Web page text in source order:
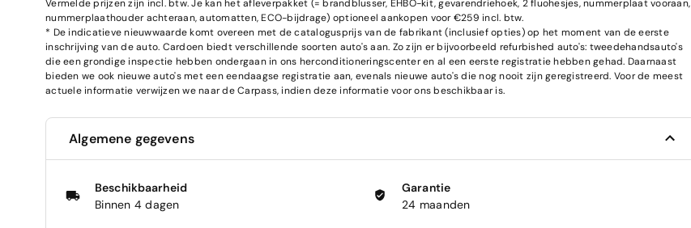
Vermelde prijzen zijn incl. btw. Je kan het afleverpakket (= brandblusser, EHBO-kit, gevarendriehoek, 2 fluohesjes, nummerplaat vooraan,
nummerplaathouder achteraan, automatten, ECO-bijdrage) optioneel aankopen voor €259 incl. btw.
* De indicatieve nieuwwaarde komt overeen met de catalogusprijs van de fabrikant (inclusief opties) op het moment van de eerste
inschrijving van de auto. Cardoen biedt verschillende soorten auto's aan. Zo zijn er bijvoorbeeld refurbished auto's: tweedehandsauto's
die een grondige inspectie hebben ondergaan in ons herconditioneringscenter en al een eerste registratie hebben gehad. Daarnaast
bieden we ook nieuwe auto's met een eendaagse registratie aan, evenals nieuwe auto's die nog nooit zijn geregistreerd. Voor de meest
actuele informatie verwijzen we naar de Carpass, indien deze informatie voor ons beschikbaar is.
Algemene gegevens
Beschikbaarheid
Binnen 4 dagen
Garantie
24 maanden